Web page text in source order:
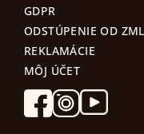
GDPR
ODSTÚPENIE OD
REKLAMÁCIE
MÔJ ÚČET